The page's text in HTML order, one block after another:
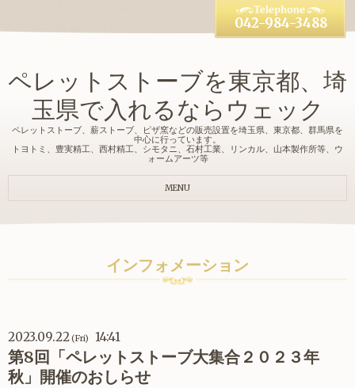
ペレットストーブを東京都、埼
玉県で入れるならウェック
ペレットストーブ、薪ストーブ、ピザ窯などの販売設置を埼玉県、東京都、群馬県を
中心に行っています。
トヨトミ、豊実精工、西村精工、シモタニ、石村工業、リンカル、山本製作所等、ウ
ォームアーツ等
042-984-3488
MENU
インフォメーション
2023.09.22(Fri) 14:41
第8回「ペレットストーブ大集合２０２３年
秋」開催のおしらせ